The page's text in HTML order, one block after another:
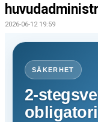
2026-06-12 19:59
SÄKERHET
2-